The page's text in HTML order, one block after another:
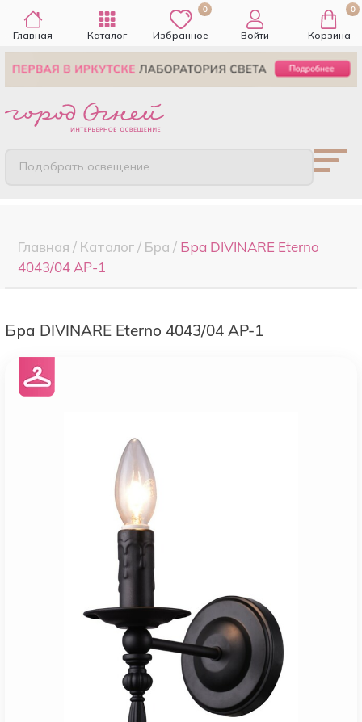
Главная Каталог
0
Избранное Войти
0
Корзина
Подобрать освещение
Главная / Каталог/ Бра / Бра DIVINARE Eterno
4043/04 AP-1
Бра DIVINARE Eterno 4043/04 AP-1